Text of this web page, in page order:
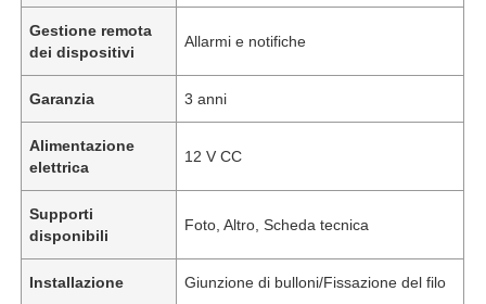
Gestione remota
dei dispositivi
Allarmi e notifiche
Garanzia 3 anni
Alimentazione
elettrica
12 V CC
Supporti
disponibili
Foto, Altro, Scheda tecnica
Installazione Giunzione di bulloni/Fissazione del filo